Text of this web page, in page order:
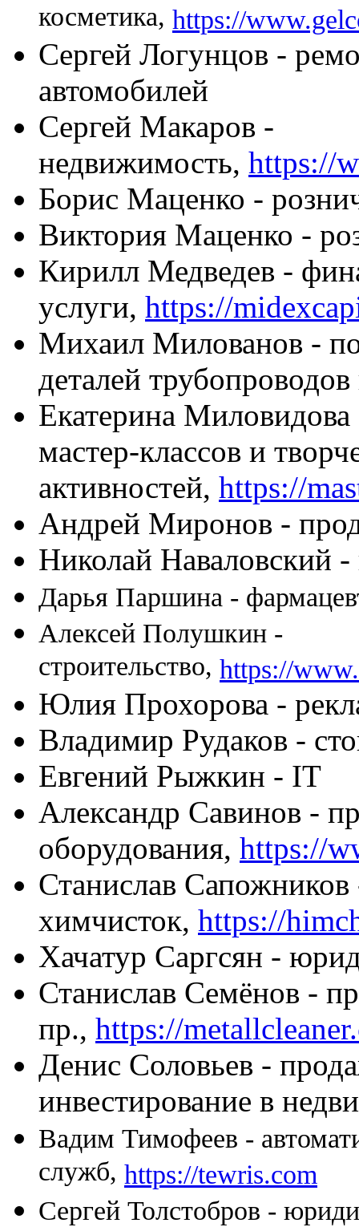
косметика, https://
Сергей Логунцов -
автомобилей
Сергей Макаров -
недвижимость, https://
Борис Маценко -
Виктория Маценко -
Кирилл Медведев -
услуги, https://
Михаил Милованов -
деталей
Екатерина
мастер-классов и
активностей, https://
Андрей Миронов -
Николай Наваловский
Дарья Паршина -
Алексей Полушкин -
строительство, https://
Юлия Прохорова -
Владимир Рудаков -
Евгений Рыжкин - IT
Александр Савинов -
оборудования, https://
Станислав Сапожников
химчисток, https://
Хачатур Саргсян -
Станислав Семёнов -
пр., https://
Денис Соловьев -
инвестирование в
Вадим Тимофеев -
служб, https://tewris.com
Сергей Толстобров -